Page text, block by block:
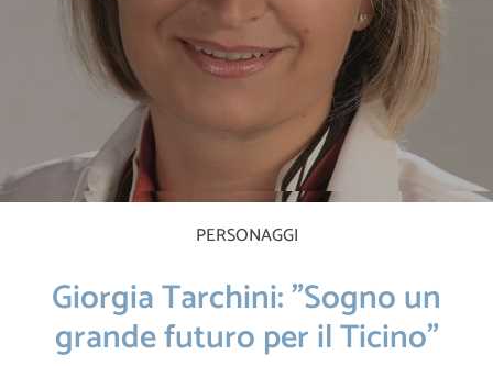
PERSONAGGI
Giorgia Tarchini: "Sogno un
grande futuro per il Ticino"